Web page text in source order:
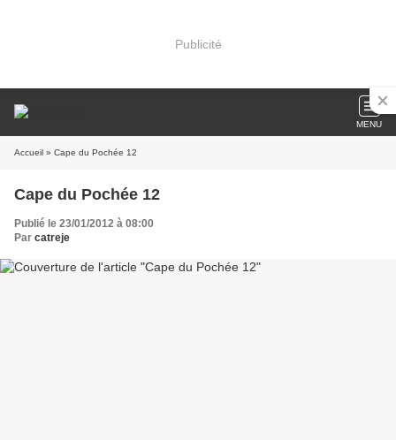
Publicité
MENU
Accueil » Cape du Pochée 12
Cape du Pochée 12
Publié le 23/01/2012 à 08:00
Par catreje